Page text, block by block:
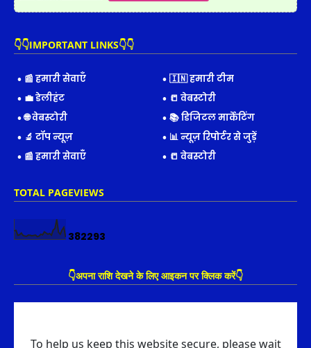
👇👇IMPORTANT LINKS👇👇
📰 हमारी सेवाएँ
🇮🇳 हमारी टीम
💼 डेलीहंट
📒 वेबस्टोरी
🌐 वेबस्टोरी
📚 डिजिटल मार्केटिंग
🔬 टॉप न्यूज़
📊 न्यूज़ रिपोर्टर से जुड़ें
📰 हमारी सेवाएँ
📒 वेबस्टोरी
TOTAL PAGEVIEWS
382293
👇अपना राशि देखने के लिए आइकन पर क्लिक करें👇